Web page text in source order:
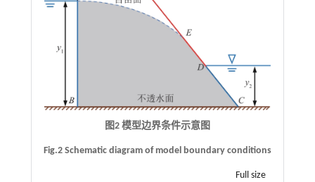
图2 模型边界条件示意图
Fig.2 Schematic diagram of model boundary conditions
Full size